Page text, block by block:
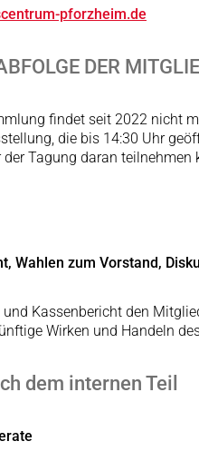
pforzheim.de
DER
findet seit 2022 nicht
die bis 14:30 Uhr
Tagung daran teilnehmen
Wahlen zum Vorstand,
Kassenbericht den
Wirken und Handeln
dem internen Teil